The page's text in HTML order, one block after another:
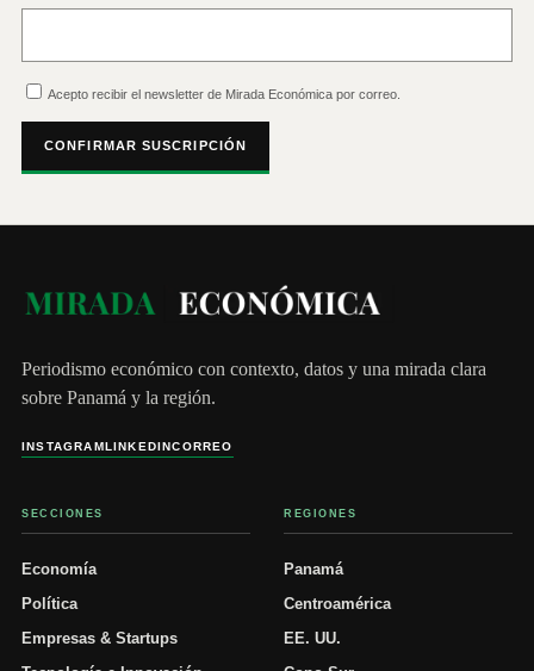
Acepto recibir el newsletter de Mirada Económica por correo.
CONFIRMAR SUSCRIPCIÓN
Periodismo económico con contexto, datos y una mirada clara
sobre Panamá y la región.
INSTAGRAMLINKEDINCORREO
SECCIONES
Economía
Política
Empresas & Startups
REGIONES
Panamá
Centroamérica
EE. UU.